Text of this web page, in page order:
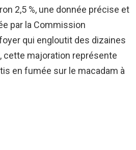
2,5 %, une donnée précise et
par la Commission
qui engloutit des dizaines
cette majoration représente
en fumée sur le macadam à